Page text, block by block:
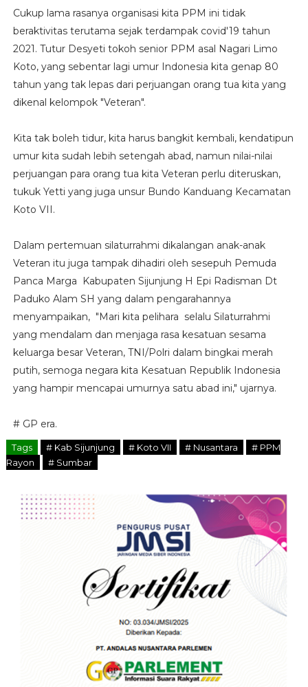
Cukup lama rasanya organisasi kita PPM ini tidak
beraktivitas terutama sejak terdampak covid'19 tahun
2021. Tutur Desyeti tokoh senior PPM asal Nagari Limo
Koto, yang sebentar lagi umur Indonesia kita genap 80
tahun yang tak lepas dari perjuangan orang tua kita yang
dikenal kelompok "Veteran".
Kita tak boleh tidur, kita harus bangkit kembali, kendatipun
umur kita sudah lebih setengah abad, namun nilai-nilai
perjuangan para orang tua kita Veteran perlu diteruskan,
tukuk Yetti yang juga unsur Bundo Kanduang Kecamatan
Koto VII.
Dalam pertemuan silaturrahmi dikalangan anak-anak
Veteran itu juga tampak dihadiri oleh sesepuh Pemuda
Panca Marga Kabupaten Sijunjung H Epi Radisman Dt
Paduko Alam SH yang dalam pengarahannya
menyampaikan, "Mari kita pelihara selalu Silaturrahmi
yang mendalam dan menjaga rasa kesatuan sesama
keluarga besar Veteran, TNI/Polri dalam bingkai merah
putih, semoga negara kita Kesatuan Republik Indonesia
yang hampir mencapai umurnya satu abad ini," ujarnya.
# GP era.
Tags # Kab Sijunjung # Koto VII # Nusantara
# PPM
Rayon
# Sumbar